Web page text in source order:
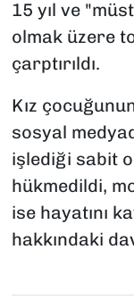
15 yıl ve
olmak üzere
çarptırıldı.
Kız
sosyal
işlediği sabit
hükmedildi,
ise hayatını
hakkındaki